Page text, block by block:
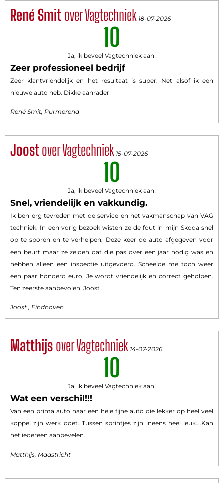
René Smitover Vagtechniek 18-07-2026
10
Ja, ik beveel Vagtechniek aan!
Zeer professioneel bedrijf
Zeer klantvriendelijk en het resultaat is super. Net alsof ik een
nieuwe auto heb. Dikke aanrader
René Smit, Purmerend
Joostover Vagtechniek 15-07-2026
10
Ja, ik beveel Vagtechniek aan!
Snel, vriendelijk en vakkundig.
Ik ben erg tevreden met de service en het vakmanschap van VAG
techniek. In een vorig bezoek wisten ze de fout in mijn Skoda snel
op te sporen en te verhelpen. Deze keer de auto afgegeven voor
een beurt maar ze zeiden dat die pas over een jaar nodig was en
hebben alleen een inspectie uitgevoerd. Scheelde me toch weer
een paar honderd euro. Je wordt vriendelijk en correct geholpen.
Ten zeerste aanbevolen. Joost
Joost , Eindhoven
Matthijsover Vagtechniek 14-07-2026
10
Ja, ik beveel Vagtechniek aan!
Wat een verschil!!!
Van een prima auto naar een hele fijne auto die lekker op heel veel
koppel zijn werk doet. Tussen sprintjes zijn ineens heel leuk….Kan
het iedereen aanbevelen.
Matthijs, Maastricht